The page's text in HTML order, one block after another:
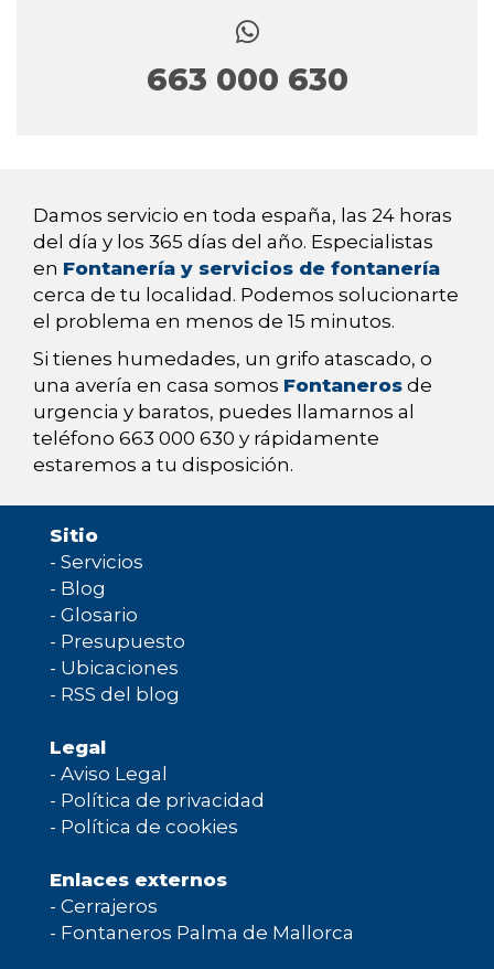
663 000 630
Damos servicio en toda españa, las 24 horas
del día y los 365 días del año. Especialistas
en Fontanería y servicios de fontanería
cerca de tu localidad. Podemos solucionarte
el problema en menos de 15 minutos.
Si tienes humedades, un grifo atascado, o
una avería en casa somos Fontaneros de
urgencia y baratos, puedes llamarnos al
teléfono 663 000 630 y rápidamente
estaremos a tu disposición.
Sitio
- Servicios
- Blog
- Glosario
- Presupuesto
- Ubicaciones
- RSS del blog
Legal
- Aviso Legal
- Política de privacidad
- Política de cookies
Enlaces externos
- Cerrajeros
- Fontaneros Palma de Mallorca